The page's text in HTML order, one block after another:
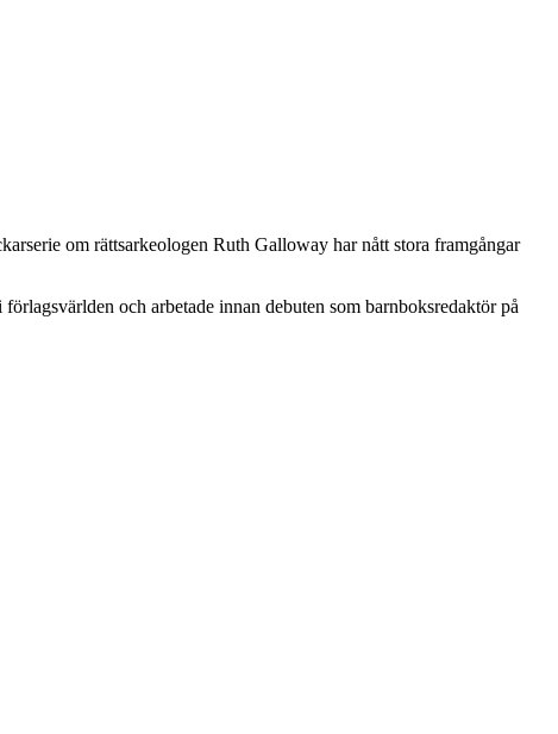
om rättsarkeologen Ruth Galloway har nått stora framgångar
och arbetade innan debuten som barnboksredaktör på